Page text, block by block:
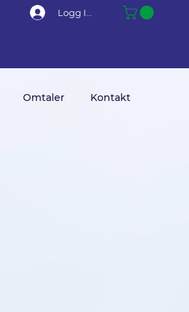
Logg Inn
Omtaler Kontakt